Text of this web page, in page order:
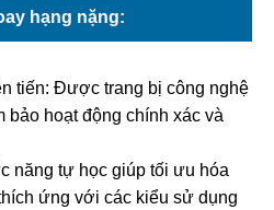
hạng nặng:
tiến: Được trang bị công nghệ
bảo hoạt động chính xác và
năng tự học giúp tối ưu hóa
ứng với các kiểu sử dụng